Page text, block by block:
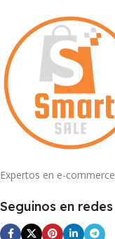
Expertos en e-commerce
Seguinos en redes